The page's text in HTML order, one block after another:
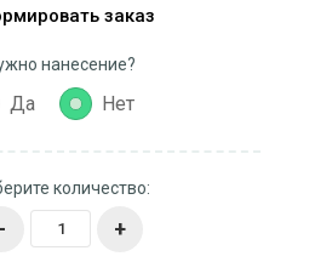
заказ
нанесение?
Да Нет
количество:
- +